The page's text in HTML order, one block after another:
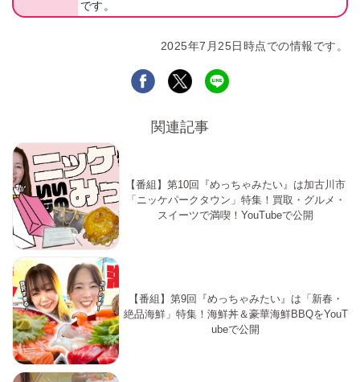
です。
2025年7月25日時点での情報です。
関連記事
【番組】第10回『めっちゃみたい』は加古川市
「ニッケパークタウン」特集！買取・グルメ・
スイーツで満喫！YouTubeで公開
【番組】第9回『めっちゃみたい』は「新春・
絶品海鮮」特集！海鮮丼＆豪華海鮮BBQをYouT
ubeで公開